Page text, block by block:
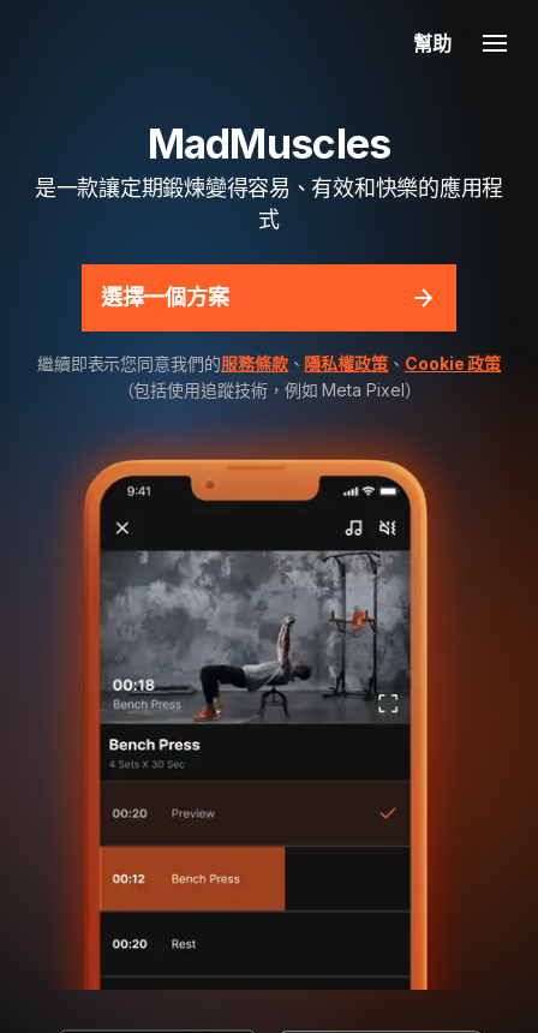
幫助
MadMuscles
是一款讓定期鍛煉變得容易、有效和快樂的應用程
式
選擇一個方案
繼續即表示您同意我們的服務條款、 隱私權政策 、 Cookie 政策
（包括使用追蹤技術，例如 Meta Pixel）